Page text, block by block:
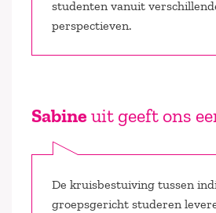
studenten vanuit
perspectieven.
Sabine uit geeft ons
De kruisbestuiving tussen
groepsgericht studeren